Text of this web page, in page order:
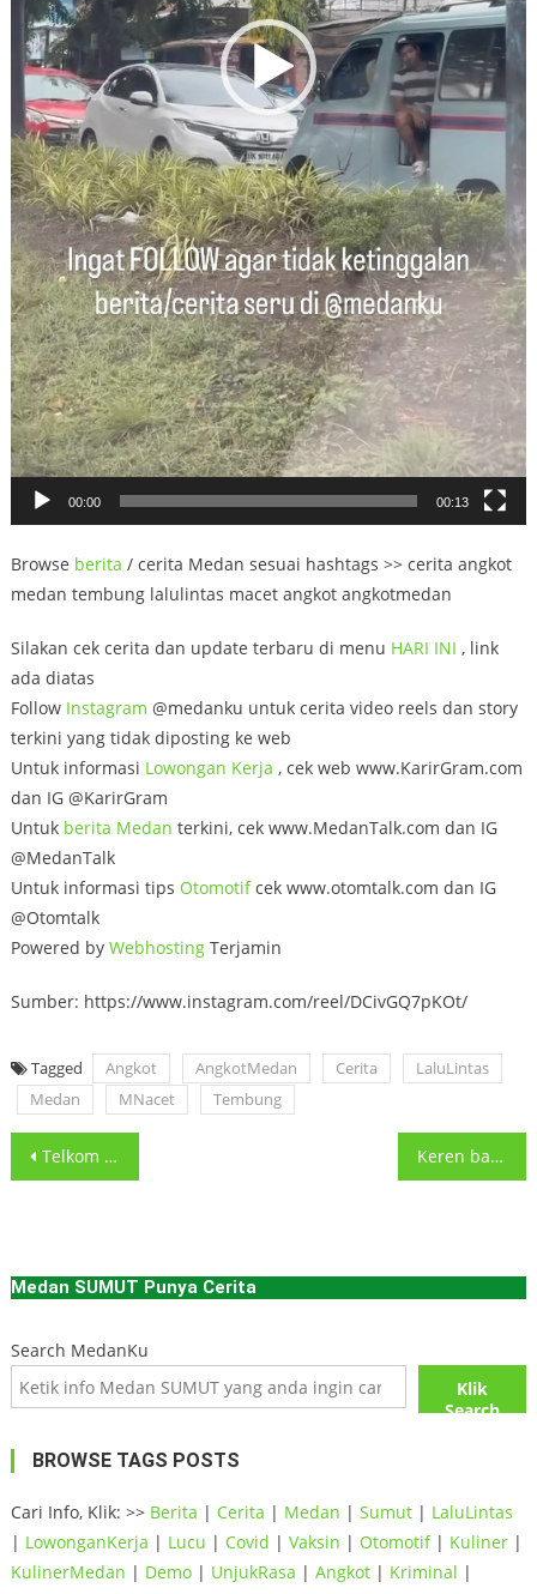
00:00 00:13
Browse berita / cerita Medan sesuai hashtags >> cerita angkot
medan tembung lalulintas macet angkot angkotmedan
Silakan cek cerita dan update terbaru di menu HARI INI , link
ada diatas
Follow Instagram @medanku untuk cerita video reels dan story
terkini yang tidak diposting ke web
Untuk informasi Lowongan Kerja , cek web www.KarirGram.com
dan IG @KarirGram
Untuk berita Medan terkini, cek www.MedanTalk.com dan IG
@MedanTalk
Untuk informasi tips Otomotifcek www.otomtalk.com dan IG
@Otomtalk
Powered by WebhostingTerjamin
Sumber: https://www.instagram.com/reel/DCivGQ7pKOt/
Tagged Angkot AngkotMedan Cerita
LaluLintas
Medan
MNacet Tembung
Post
Telkom University Surabaya berhasil mengembangkan simulator latihan menembak berbasis Virtual Keren banget! 1375 Pelajar di Samosir Danau Toba berhasil pecahkan
Medan SUMUT Punya Cerita
Search MedanKu
Klik
Search
BROWSE TAGS POSTS
Cari Info, Klik: >> Berita | Cerita | Medan | Sumut| LaluLintas
| LowonganKerja | Lucu | Covid | Vaksin | Otomotif| Kuliner|
KulinerMedan | Demo| UnjukRasa | Angkot| Kriminal |